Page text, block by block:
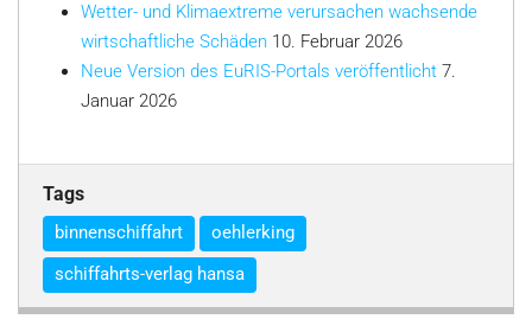
Wetter- und Klimaextreme verursachen wachsende
wirtschaftliche Schäden 10. Februar 2026
Neue Version des EuRIS-Portals veröffentlicht 7.
Januar 2026
Tags
binnenschiffahrt
oehlerking
schiffahrts-verlag hansa